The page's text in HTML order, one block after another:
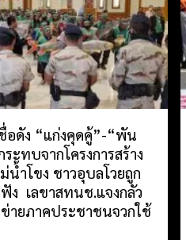
อดัง “แก่งคุดคู้”-“พัน
ะทบจากโครงการสร้าง
ำโขง ชาวอุบลโวยถูก
ง เลขาสทนช.แจงกลัว
ายภาคประชาชนจวกใช้